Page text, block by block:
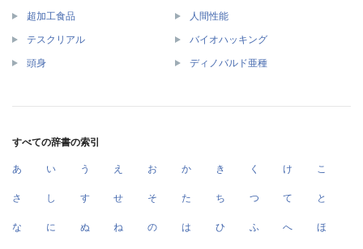
超加工食品 人間性能
テスクリアル バイオハッキング
頭身 ディノバルド亜種
すべての辞書の索引
あ い う え お か き く け こ
さ し す せ そ た ち つ て と
な に ぬ ね の は ひ ふ へ ほ